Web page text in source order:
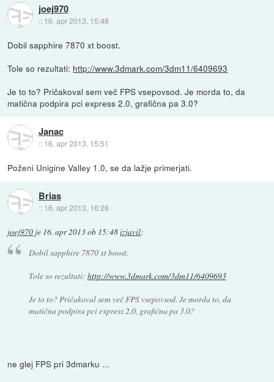
joej970
:: 16. apr 2013, 15:48
Dobil sapphire 7870 xt boost.
Tole so rezultati: http://www.3dmark.com/3dm11/6409693
Je to to? Pričakoval sem več FPS vsepovsod. Je morda to, da
matična podpira pci express 2.0, grafična pa 3.0?
Janac
:: 16. apr 2013, 15:51
Poženi Unigine Valley 1.0, se da lažje primerjati.
Brias
:: 16. apr 2013, 16:28
joej970 je 16. apr 2013 ob 15:48izjavil:
Dobil sapphire 7870 xt boost.
Tole so rezultati: http://www.3dmark.com/3dm11/6409693
Je to to? Pričakoval sem več FPS vsepovsod. Je morda to, da
matična podpira pci express 2.0, grafična pa 3.0?
ne glej FPS pri 3dmarku ...